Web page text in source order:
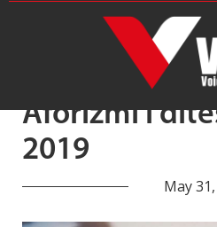
Tag Archive:
Aforizmi i
2019
May